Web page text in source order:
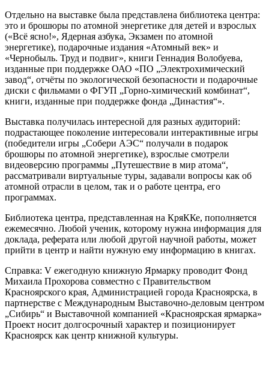
Отдельно на выставке была представлена библиотека центра:
это и брошюры по атомной энергетике для детей и взрослых
(«Всё ясно!», Ядерная азбука, Экзамен по атомной
энергетике), подарочные издания «Атомный век» и
«Чернобыль. Труд и подвиг», книги Геннадия Волобуева,
изданные при поддержке ОАО «ПО „Электрохимический
завод“, отчёты по экологической безопасности и подарочные
диски с фильмами о ФГУП „Горно-химический комбинат“,
книги, изданные при поддержке фонда „Династия“».
Выставка получилась интересной для разных аудиторий:
подрастающее поколение интересовали интерактивные игры
(победители игры „Собери АЭС“ получали в подарок
брошюры по атомной энергетике), взрослые смотрели
видеоверсию программы „Путешествие в мир атома“,
рассматривали виртуальные туры, задавали вопросы как об
атомной отрасли в целом, так и о работе центра, его
программах.
Библиотека центра, представленная на КряККе, пополняется
ежемесячно. Любой ученик, которому нужна информация для
доклада, реферата или любой другой научной работы, может
прийти в центр и найти нужную ему информацию в книгах.
Справка: V ежегодную книжную Ярмарку проводит Фонд
Михаила Прохорова совместно с Правительством
Красноярского края, Администрацией города Красноярска, в
партнерстве с Международным Выставочно-деловым центром
„Сибирь“ и Выставочной компанией «Красноярская ярмарка»
Проект носит долгосрочный характер и позиционирует
Красноярск как центр книжной культуры.